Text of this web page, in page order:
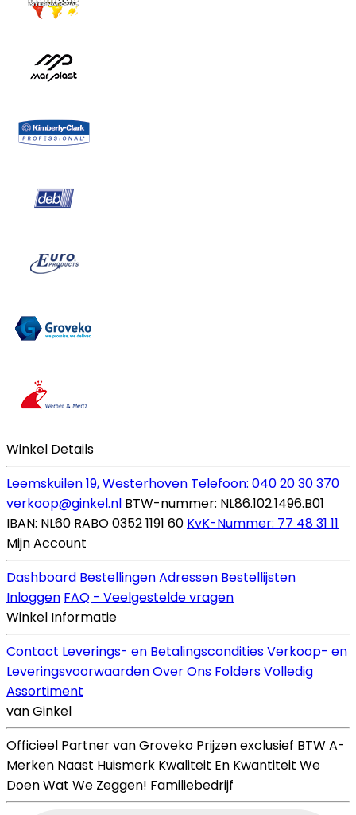
Winkel Details
Leemskuilen 19, Westerhoven Telefoon: 040 20 30 370
verkoop@ginkel.nl BTW-nummer: NL86.102.1496.B01
IBAN: NL60 RABO 0352 1191 60 KvK-Nummer: 77 48 31 11
Mijn Account
Dashboard BestellingenAdressen Bestellijsten
Inloggen FAQ - Veelgestelde vragen
Winkel Informatie
Contact Leverings- en BetalingsconditiesVerkoop- en
LeveringsvoorwaardenOver Ons FoldersVolledig
Assortiment
van Ginkel
Officieel Partner van Groveko Prijzen exclusief BTWA-
Merken Naast Huismerk Kwaliteit En Kwantiteit We
Doen Wat We Zeggen! Familiebedrijf